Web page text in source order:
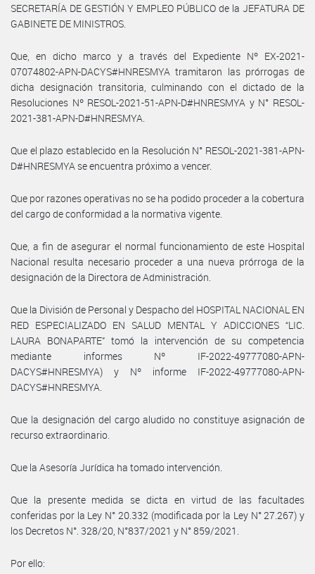
SECRETARÍA DE GESTIÓN Y EMPLEO PÚBLICO de la JEFATURA DE
GABINETE DE MINISTROS.
Que, en dicho marco y a través del Expediente Nº EX-2021-
07074802-APN-DACYS#HNRESMYA tramitaron las prórrogas de
dicha designación transitoria, culminando con el dictado de la
Resoluciones Nº RESOL-2021-51-APN-D#HNRESMYA y N° RESOL-
2021-381-APN-D#HNRESMYA.
Que el plazo establecido en la Resolución N° RESOL-2021-381-APN-
D#HNRESMYA se encuentra próximo a vencer.
Que por razones operativas no se ha podido proceder a la cobertura
del cargo de conformidad a la normativa vigente.
Que, a fin de asegurar el normal funcionamiento de este Hospital
Nacional resulta necesario proceder a una nueva prórroga de la
designación de la Directora de Administración.
Que la División de Personal y Despacho del HOSPITAL NACIONAL EN
RED ESPECIALIZADO EN SALUD MENTAL Y ADICCIONES “LIC.
LAURA BONAPARTE” tomó la intervención de su competencia
mediante informes Nº IF-2022-49777080-APN-
DACYS#HNRESMYA) y Nº informe IF-2022-49777080-APN-
DACYS#HNRESMYA.
Que la designación del cargo aludido no constituye asignación de
recurso extraordinario.
Que la Asesoría Jurídica ha tomado intervención.
Que la presente medida se dicta en virtud de las facultades
conferidas por la Ley N° 20.332 (modificada por la Ley N° 27.267) y
los Decretos N°. 328/20, N°837/2021 y N° 859/2021.
Por ello: